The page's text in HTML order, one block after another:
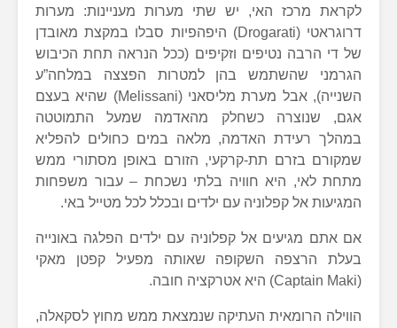
לקראת מרכז האי, יש שתי מערות מעניינות: מערות
דרוגראטי (Drogarati) היפהפיות סבלו במקצת מאובדן
של די הרבה נטיפים וזקיפים (ככל הנראה תחת הכיבוש
הגרמני שהשתמש בהן למטרות הפצצה במלחה”ע
השנייה), אבל מערת מליסאני (Melissani) שהיא בעצם
אגם, שנוצרה כשחלק מהאדמה שמעל התמוטטה
במהלך רעידת האדמה, מלאה במים כחולים להפליא
שמקורם בזרם תת-קרקעי, הזורם באופן מסתורי ממש
מתחת לאי, היא חוויה בלתי נשכחת – עבור משפחות
המגיעות אל קפלוניה עם ילדים ובכלל לכל מטייל באי.
אם אתם מגיעים אל קפלוניה עם ילדים הפלגה באונייה
בעלת הרצפה השקופה שאותה מפעיל קפטן מאקי
(Captain Maki) היא אטרקציה חובה.
הווילה הרומאית העתיקה שנמצאת ממש מחוץ לסקאלה,